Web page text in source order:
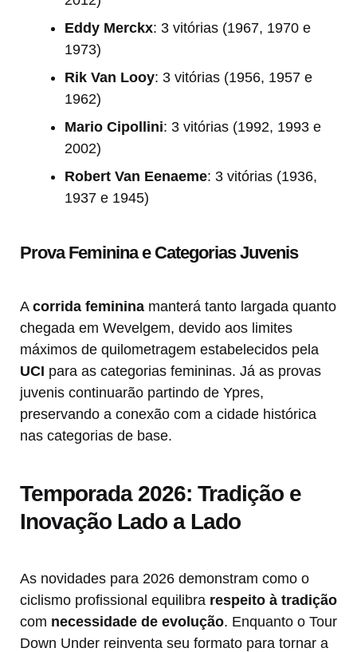
Eddy Merckx: 3 vitórias (1967, 1970 e
1973)
Rik Van Looy: 3 vitórias (1956, 1957 e
1962)
Mario Cipollini: 3 vitórias (1992, 1993 e
2002)
Robert Van Eenaeme: 3 vitórias (1936,
1937 e 1945)
Prova Feminina e Categorias Juvenis
A corrida feminina manterá tanto largada quanto
chegada em Wevelgem, devido aos limites
máximos de quilometragem estabelecidos pela
UCI para as categorias femininas. Já as provas
juvenis continuarão partindo de Ypres,
preservando a conexão com a cidade histórica
nas categorias de base.
Temporada 2026: Tradição e
Inovação Lado a Lado
As novidades para 2026 demonstram como o
ciclismo profissional equilibra respeito à tradição
com necessidade de evolução. Enquanto o Tour
Down Under reinventa seu formato para tornar a